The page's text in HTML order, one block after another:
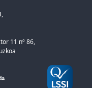
11 nº 86,